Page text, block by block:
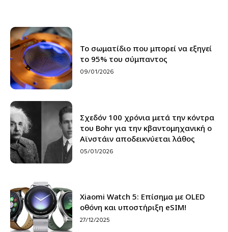
Το σωματίδιο που μπορεί να εξηγεί
το 95% του σύμπαντος
09/01/2026
Σχεδόν 100 χρόνια μετά την κόντρα
του Bohr για την κβαντομηχανική ο
Αϊνστάιν αποδεικνύεται λάθος
05/01/2026
Xiaomi Watch 5: Επίσημα με OLED
οθόνη και υποστήριξη eSIM!
27/12/2025